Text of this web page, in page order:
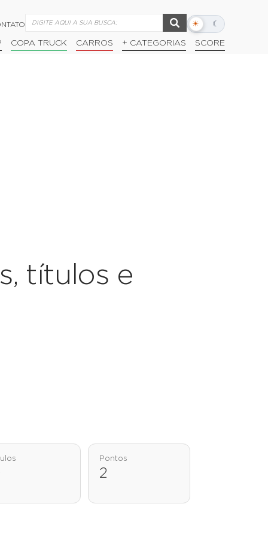
☀ ☾
Alternar
escuro
COPA TRUCK CARROS + CATEGORIAS SCORE
títulos e
Pontos
2